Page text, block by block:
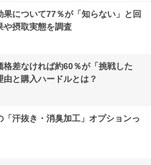
果について77％が「知らない」と回
や摂取実態を調査
格差なければ約60％が「挑戦した
と購入ハードルとは？
「汗抜き・消臭加工」オプションっ